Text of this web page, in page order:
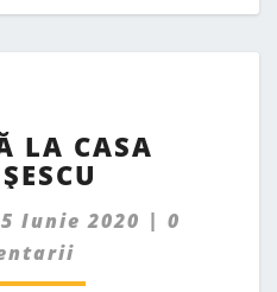
VIZITĂ
LA
CEAUȘESCU
LA CASA
Iunie 2020 | 0